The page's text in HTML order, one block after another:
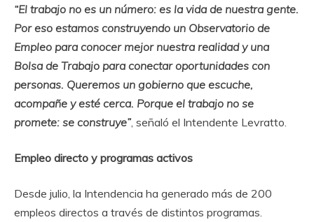
“El trabajo no es un número: es la vida de nuestra gente.
Por eso estamos construyendo un Observatorio de
Empleo para conocer mejor nuestra realidad y una
Bolsa de Trabajo para conectar oportunidades con
personas. Queremos un gobierno que escuche,
acompañe y esté cerca. Porque el trabajo no se
promete: se construye”, señaló el Intendente Levratto.
Empleo directo y programas activos
Desde julio, la Intendencia ha generado más de 200
empleos directos a través de distintos programas.